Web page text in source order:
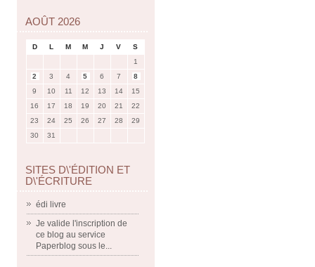
AOÛT 2026
D L M M J V
S
1
2
3 4 5 6 7
8
9
10 11 12 13 14
15
16
17 18 19 20 21
22
23
24 25 26 27 28
29
30
31
SITES D\'ÉDITION ET
D\'ÉCRITURE
édi livre
Je valide l'inscription de
ce blog au service
Paperblog sous le...